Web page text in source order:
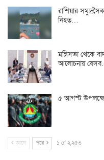
রাশিয়ার
নিহত…
মন্ত্রিসভা থেকে
আলোচনায়
৫ আগস্ট উপলক্ষ্যে
আগে পরে ১ of ২,২৫৩